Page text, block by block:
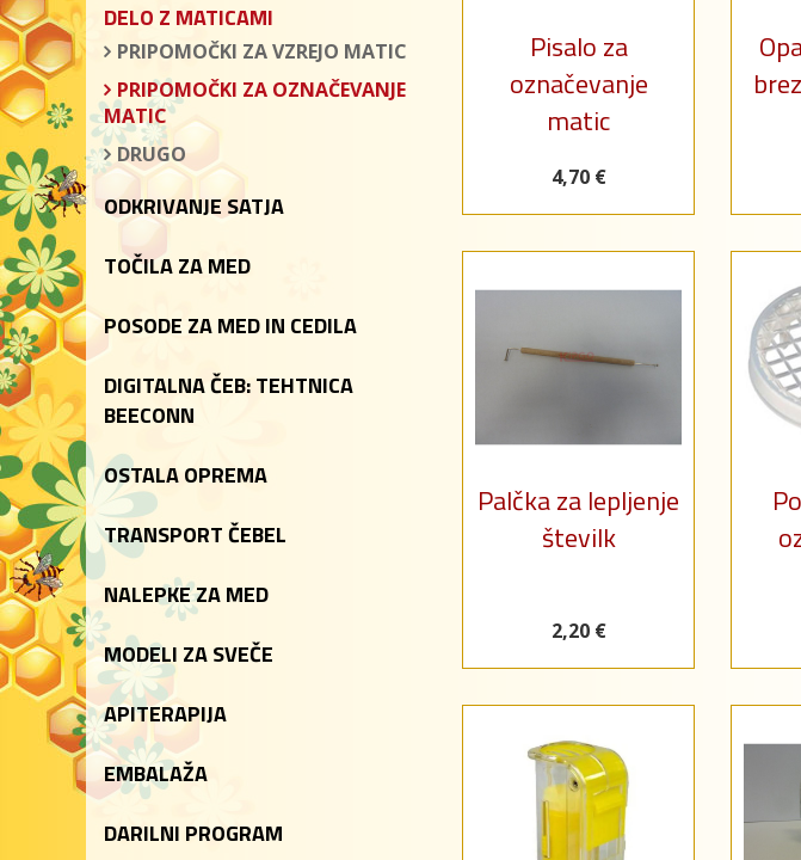
DELO Z MATICAMI
PRIPOMOČKI ZA VZREJO MATIC
PRIPOMOČKI ZA OZNAČEVANJE
MATIC
DRUGO
ODKRIVANJE SATJA
TOČILA ZA MED
POSODE ZA MED IN CEDILA
DIGITALNA ČEB: TEHTNICA
BEECONN
OSTALA OPREMA
TRANSPORT ČEBEL
NALEPKE ZA MED
MODELI ZA SVEČE
APITERAPIJA
EMBALAŽA
DARILNI PROGRAM
Pisalo za
označevanje
matic
4,70 €
Palčka za lepljenje
številk
2,20 €